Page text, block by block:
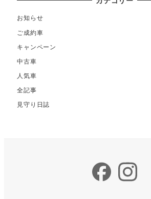
お知らせ
ご成約車
キャンペーン
中古車
人気車
全記事
見守り日誌
Facebook